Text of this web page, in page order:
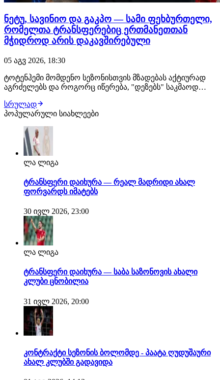
ნეტუ, სავინიო და გაკპო — სამი ფეხბურთელი,
რომელთა ტრანსფერებიც ერთმანეთთან
მჭიდროდ არის დაკავშირებული
05 აგვ 2026, 18:30
ტოტენჰემი მომდენო სეზონისთვის მზადებას აქტიურად
აგრძელებს და როგორც იწერება, "დეზებს" საკმაოდ
ინფორმაციის თანახმად, რობერტო დე ძერბის მთავარი
სატრანსფერო სამიზნე ამ ეტაპზე სავინიოა და კლუბი მის
დასამატებლად ყველაფერს გააკეთებს. ტოტენჰ…
სრულად
პოპულარული სიახლეები
ლა ლიგა
ტრანსფერი დაიხურა — რეალ მადრიდი ახალ
ფორვარდს იმატებს
30 ივლ 2026, 23:00
ლა ლიგა
ტრანსფერი დაიხურა — საბა საზონოვის ახალი
კლუბი ცნობილია
31 ივლ 2026, 20:00
კონტრაქტი სეზონის ბოლომდე - პაატა ღუდუშაური
ახალ კლუბში გადავიდა